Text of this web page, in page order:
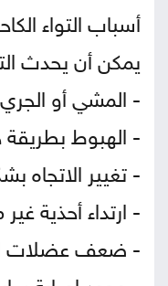
أسباب التواء
يمكن أن يحدث
- المشي أو
- الهبوط بطريقة
- تغيير الاتجاه
- ارتداء أحذية
- ضعف عضلات